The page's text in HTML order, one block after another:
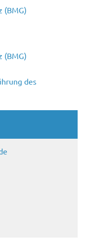
(BMG)
(BMG)
des